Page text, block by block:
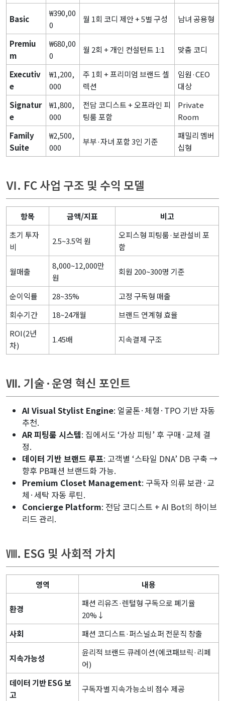
Basic
₩390,00
0
월 1회 코디 제안 + 5벌 구성 남녀 공용형
Premiu
m
₩680,00
0
월 2회 + 개인 컨설턴트 1:1 맞춤 코디
Executiv
e
₩1,200,
000
주 1회 + 프리미엄 브랜드 셀
렉션
임원·CEO
대상
Signatur
e
₩1,800,
000
전담 코디스트 + 오프라인 피
팅룸 포함
Private
Room
Family
Suite
₩2,500,
000
부부·자녀 포함 3인 기준
패밀리 멤버
십형
Ⅵ. FC 사업 구조 및 수익 모델
항목 금액/지표
비고
초기 투자
비
2.5~3.5억 원
오피스형 피팅룸·보관설비 포
함
월매출
8,000~12,000만
원
회원 200~300명 기준
순이익률 28~35%
고정 구독형 매출
회수기간
18~24개월
브랜드 연계형 효율
ROI(2년
차)
1.45배 지속결제 구조
Ⅶ. 기술·운영 혁신 포인트
AI Visual Stylist Engine: 얼굴톤·체형·TPO 기반 자동
추천.
AR 피팅룸 시스템: 집에서도 ‘가상 피팅’ 후 구매·교체 결
정.
데이터 기반 브랜드 루프: 고객별 ‘스타일 DNA’ DB 구축 →
향후 PB패션 브랜드화 가능.
Premium Closet Management: 구독자 의류 보관·교
체·세탁 자동 루틴.
Concierge Platform: 전담 코디스트 + AI Bot의 하이브
리드 관리.
Ⅷ. ESG 및 사회적 가치
영역 내용
환경
패션 리유즈·렌털형 구독으로 폐기율
20%↓
사회
패션 코디스트·퍼스널쇼퍼 전문직 창출
지속가능성
윤리적 브랜드 큐레이션(에코패브릭·리페
어)
데이터 기반 ESG 보
고
구독자별 지속가능소비 점수 제공